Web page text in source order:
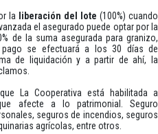
la
liberación del lote (100%) cuando
el asegurado puede optar por la
de la suma asegurada para granizo,
se efectuará a los 30 días de
de liquidación y a partir de ahí, la
La Cooperativa está habilitada a
afecte a lo patrimonial. Seguro
seguros de incendios, seguros
agrícolas, entre otros.